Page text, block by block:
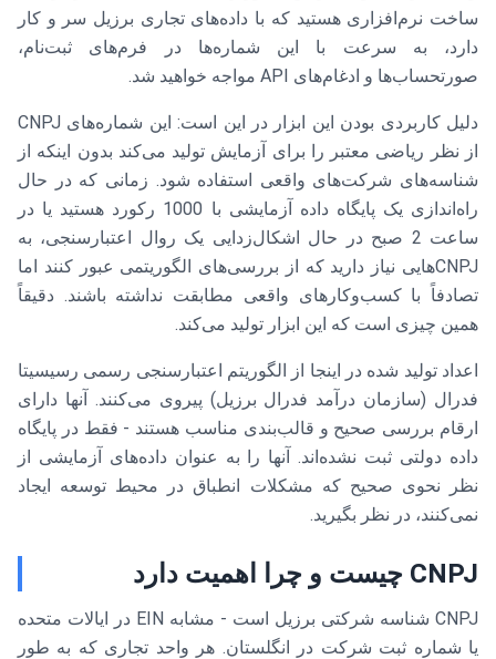
ساخت نرم‌افزاری هستید که با داده‌های تجاری برزیل سر و کار
دارد، به سرعت با این شماره‌ها در فرم‌های ثبت‌نام،
صورتحساب‌ها و ادغام‌های API مواجه خواهید شد.
دلیل کاربردی بودن این ابزار در این است: این شماره‌های CNPJ
از نظر ریاضی معتبر را برای آزمایش تولید می‌کند بدون اینکه از
شناسه‌های شرکت‌های واقعی استفاده شود. زمانی که در حال
راه‌اندازی یک پایگاه داده آزمایشی با 1000 رکورد هستید یا در
ساعت 2 صبح در حال اشکال‌زدایی یک روال اعتبارسنجی، به
CNPJ‌هایی نیاز دارید که از بررسی‌های الگوریتمی عبور کنند اما
تصادفاً با کسب‌وکارهای واقعی مطابقت نداشته باشند. دقیقاً
همین چیزی است که این ابزار تولید می‌کند.
اعداد تولید شده در اینجا از الگوریتم اعتبارسنجی رسمی رسیسیتا
فدرال (سازمان درآمد فدرال برزیل) پیروی می‌کنند. آنها دارای
ارقام بررسی صحیح و قالب‌بندی مناسب هستند - فقط در پایگاه
داده دولتی ثبت نشده‌اند. آنها را به عنوان داده‌های آزمایشی از
نظر نحوی صحیح که مشکلات انطباق در محیط توسعه ایجاد
نمی‌کنند، در نظر بگیرید.
CNPJ چیست و چرا اهمیت دارد
CNPJ شناسه شرکتی برزیل است - مشابه EIN در ایالات متحده
یا شماره ثبت شرکت در انگلستان. هر واحد تجاری که به طور